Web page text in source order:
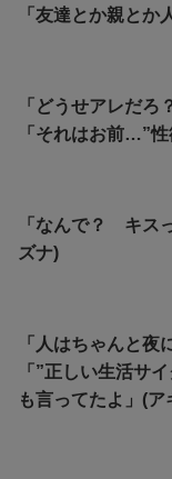
「友達とか親と
「どうせアレだ
「それはお前…”
「なんで？ キス
ズナ)
「人はちゃんと夜
「”正しい生活サ
も言ってたよ」(ア